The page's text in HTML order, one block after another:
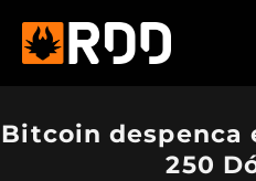
Bitcoin despenca
250